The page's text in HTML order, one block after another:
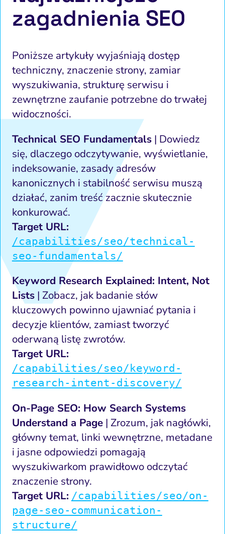
zagadnienia SEO
Poniższe artykuły wyjaśniają dostęp
techniczny, znaczenie strony, zamiar
wyszukiwania, strukturę serwisu i
zewnętrzne zaufanie potrzebne do trwałej
widoczności.
Technical SEO Fundamentals| Dowiedz
się, dlaczego odczytywanie, wyświetlanie,
indeksowanie, zasady adresów
kanonicznych i stabilność serwisu muszą
działać, zanim treść zacznie skutecznie
konkurować.
Target URL:
/capabilities/seo/technical-
seo-fundamentals/
Keyword Research Explained: Intent, Not
Lists| Zobacz, jak badanie słów
kluczowych powinno ujawniać pytania i
decyzje klientów, zamiast tworzyć
oderwaną listę zwrotów.
Target URL:
/capabilities/seo/keyword-
research-intent-discovery/
On-Page SEO: How Search Systems
Understand a Page| Zrozum, jak nagłówki,
główny temat, linki wewnętrzne, metadane
i jasne odpowiedzi pomagają
wyszukiwarkom prawidłowo odczytać
znaczenie strony.
Target URL: /capabilities/seo/on-
page-seo-communication-
structure/